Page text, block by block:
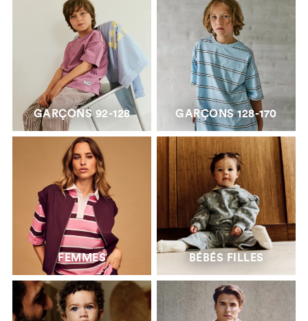
GARÇONS 92-128 GARÇONS 128-170
FEMMES BÉBÉS FILLES